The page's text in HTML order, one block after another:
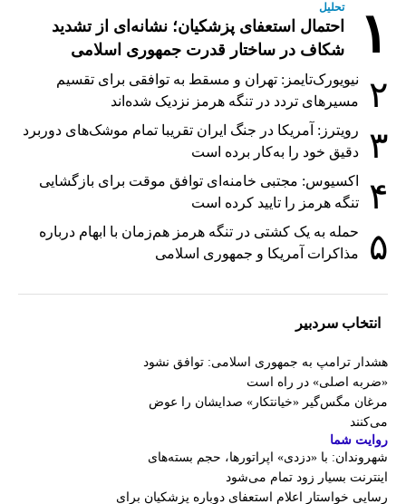
۱ تحلیل
احتمال استعفای پزشکیان؛ نشانه‌ای از تشدید
شکاف در ساختار قدرت جمهوری اسلامی
۲
نیویورک‌تایمز: تهران و مسقط به توافقی برای تقسیم
مسیرهای تردد در تنگه هرمز نزدیک شده‌اند
۳
رویترز: آمریکا در جنگ ایران تقریبا تمام موشک‌های دوربرد
دقیق خود را به‌کار برده است
۴
اکسیوس: مجتبی خامنه‌ای توافق موقت برای بازگشایی
تنگه هرمز را تایید کرده است
۵
حمله به یک کشتی در تنگه هرمز هم‌زمان با ابهام درباره
مذاکرات آمریکا و جمهوری اسلامی
انتخاب سردبیر
هشدار ترامپ به جمهوری اسلامی: توافق نشود
«ضربه اصلی» در راه است
مرغان مگس‌گیر «خیانتکار» صدایشان را عوض
می‌کنند
روایت شما
شهروندان:‌ با «دزدی» اپراتورها، حجم بسته‌های
اینترنت بسیار زود تمام می‌شود
رسایی خواستار اعلام استعفای دوباره پزشکیان برای